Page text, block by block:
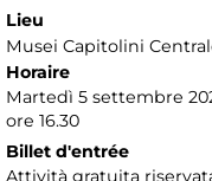
Lieu
Musei Capitolini
Horaire
Martedì 5 settembre
ore 16.30
Billet d'entrée
Attività gratuita